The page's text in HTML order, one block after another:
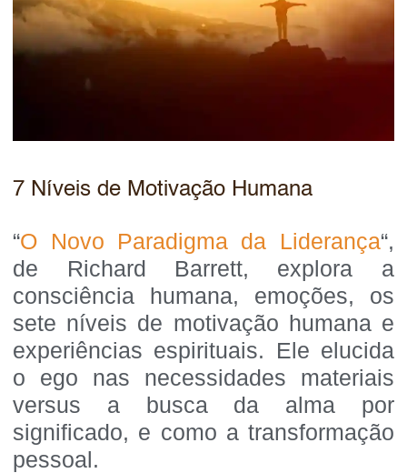
7 Níveis de Motivação Humana
“O Novo Paradigma da Liderança“,
de Richard Barrett, explora a
consciência humana, emoções, os
sete níveis de motivação humana e
experiências espirituais. Ele elucida
o ego nas necessidades materiais
versus a busca da alma por
significado, e como a transformação
pessoal.